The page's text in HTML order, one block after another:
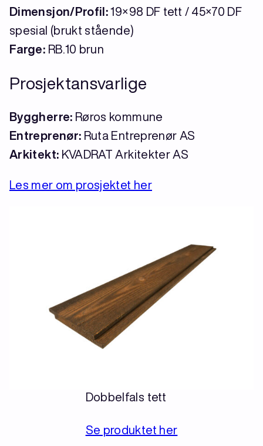
Dimensjon/Profil:19×98 DF tett / 45×70 DF
spesial (brukt stående)
Farge: RB.10 brun
Prosjektansvarlige
Byggherre: Røros kommune
Entreprenør: Ruta Entreprenør AS
Arkitekt: KVADRAT Arkitekter AS
Les mer om prosjektet her
Dobbelfals tett
Se produktet her